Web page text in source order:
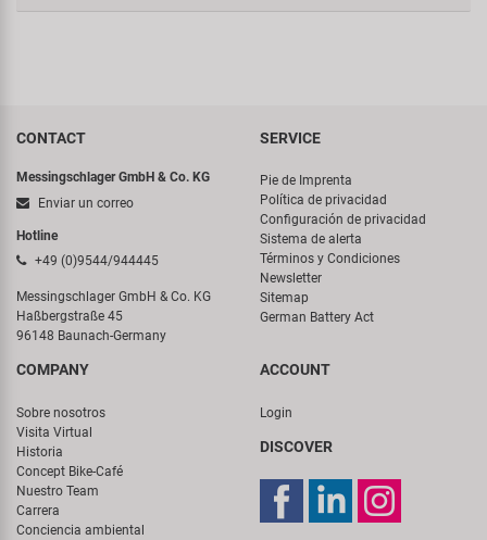
CONTACT
Messingschlager GmbH & Co. KG
Enviar un correo
Hotline
+49 (0)9544/944445
Messingschlager GmbH & Co. KG
Haßbergstraße 45
96148 Baunach-Germany
SERVICE
Pie de Imprenta
Política de privacidad
Configuración de privacidad
Sistema de alerta
Términos y Condiciones
Newsletter
Sitemap
German Battery Act
COMPANY
Sobre nosotros
Visita Virtual
Historia
Concept Bike-Café
Nuestro Team
Carrera
Conciencia ambiental
ACCOUNT
Login
DISCOVER